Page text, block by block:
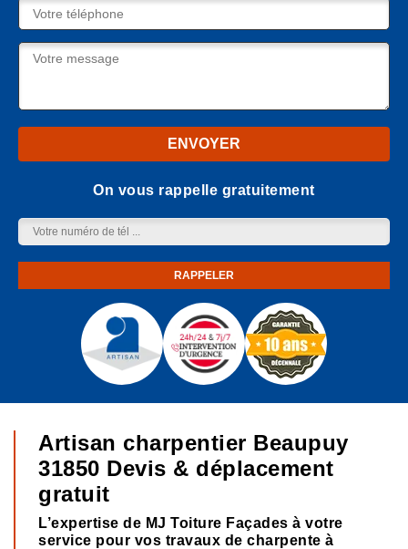
On vous rappelle gratuitement
Artisan charpentier Beaupuy
31850 Devis & déplacement
gratuit
L’expertise de MJ Toiture Façades à votre
service pour vos travaux de charpente à